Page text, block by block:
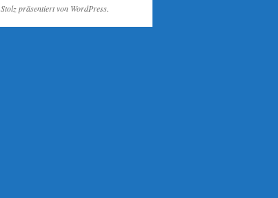
Stolz präsentiert von WordPress.